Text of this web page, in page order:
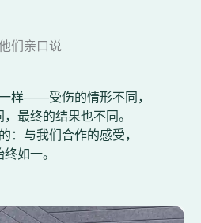
们亲口说
样——受伤的情形不同，
最终的结果也不同。
：与我们合作的感受，
终如一。